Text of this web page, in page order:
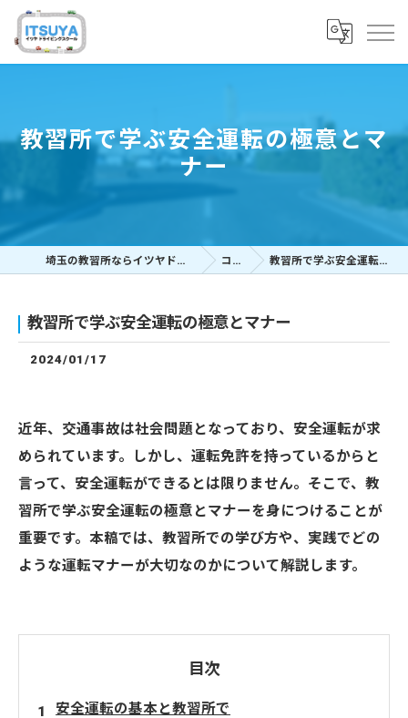
教習所で学ぶ安全運転の極意とマ
ナー
埼玉の教習所ならイツヤドライビングスクール コラム 教習所で学ぶ安全運転の極意とマナー
教習所で学ぶ安全運転の極意とマナー
2024/01/17
近年、交通事故は社会問題となっており、安全運転が求
められています。しかし、運転免許を持っているからと
言って、安全運転ができるとは限りません。そこで、教
習所で学ぶ安全運転の極意とマナーを身につけることが
重要です。本稿では、教習所での学び方や、実践でどの
ような運転マナーが大切なのかについて解説します。
目次
安全運転の基本と教習所で